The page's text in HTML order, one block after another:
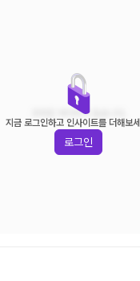
조회된 데이터가 없습니다.
지금 로그인하고 인사이트를 더해보
로그인